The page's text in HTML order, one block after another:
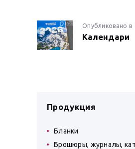
НАВИГАЦИЯ
ПО
Опубликовано в
Календари
Продукция
Бланки
Брошюры, журналы,